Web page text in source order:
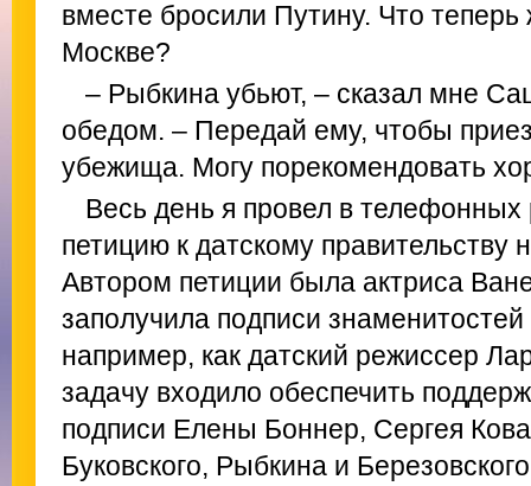
вместе бросили Путину. Что теперь
Москве?
– Рыбкина убьют, – сказал мне
обедом. – Передай ему, чтобы
убежища. Могу порекомендовать
Весь день я провел в телефонных
петицию к датскому правительству
Автором петиции была актриса
заполучила подписи знаменитостей
например, как датский режиссер
задачу входило обеспечить
подписи Елены Боннер, Сергея
Буковского, Рыбкина и